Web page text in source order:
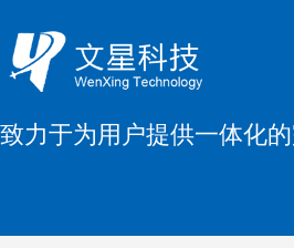
致力于为用户提供一体化